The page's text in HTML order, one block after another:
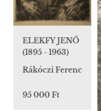
ELEKFY JENŐ
(1895 - 1963)
Rákóczi Ferenc
95 000 Ft